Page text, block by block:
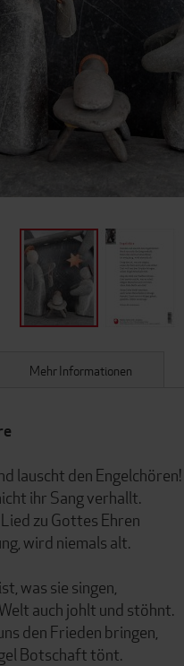
DER
lauscht den Engelchören!
ihr Sang verhallt.
zu Gottes Ehren
wird niemals alt.
was sie singen,
auch johlt und stöhnt.
den Frieden bringen,
Botschaft tönt.
Mehr Informationen